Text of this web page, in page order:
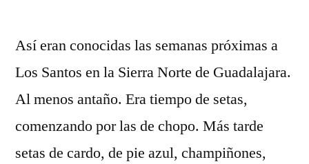
Así eran conocidas las semanas próximas a
Los Santos en la Sierra Norte de Guadalajara.
Al menos antaño. Era tiempo de setas,
comenzando por las de chopo. Más tarde
setas de cardo, de pie azul, champiñones,